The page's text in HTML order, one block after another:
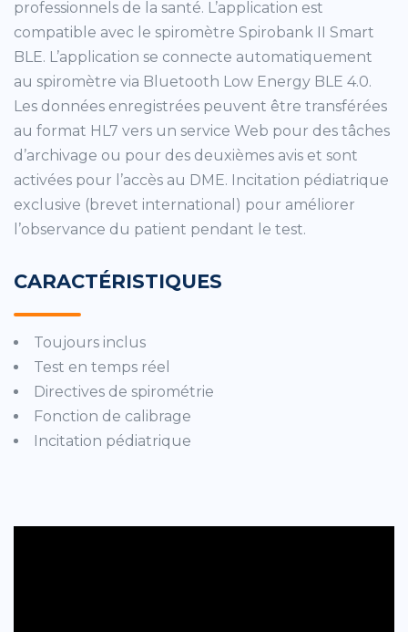
professionnels de la santé. L’application est
compatible avec le spiromètre Spirobank II Smart
BLE. L’application se connecte automatiquement
au spiromètre via Bluetooth Low Energy BLE 4.0.
Les données enregistrées peuvent être transférées
au format HL7 vers un service Web pour des tâches
d’archivage ou pour des deuxièmes avis et sont
activées pour l’accès au DME. Incitation pédiatrique
exclusive (brevet international) pour améliorer
l’observance du patient pendant le test.
CARACTÉRISTIQUES
Toujours inclus
Test en temps réel
Directives de spirométrie
Fonction de calibrage
Incitation pédiatrique